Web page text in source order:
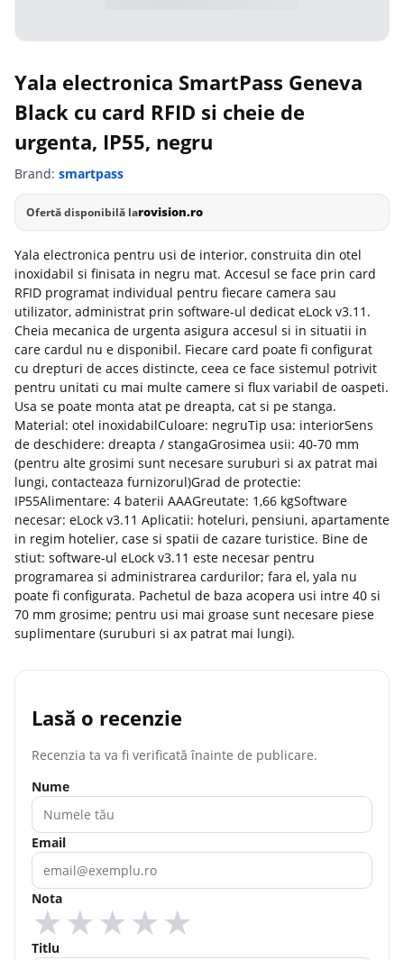
Yala electronica SmartPass Geneva
Black cu card RFID si cheie de
urgenta, IP55, negru
Brand: smartpass
Ofertă disponibilă larovision.ro
Yala electronica pentru usi de interior, construita din otel
inoxidabil si finisata in negru mat. Accesul se face prin card
RFID programat individual pentru fiecare camera sau
utilizator, administrat prin software-ul dedicat eLock v3.11.
Cheia mecanica de urgenta asigura accesul si in situatii in
care cardul nu e disponibil. Fiecare card poate fi configurat
cu drepturi de acces distincte, ceea ce face sistemul potrivit
pentru unitati cu mai multe camere si flux variabil de oaspeti.
Usa se poate monta atat pe dreapta, cat si pe stanga.
Material: otel inoxidabilCuloare: negruTip usa: interiorSens
de deschidere: dreapta / stangaGrosimea usii: 40-70 mm
(pentru alte grosimi sunt necesare suruburi si ax patrat mai
lungi, contacteaza furnizorul)Grad de protectie:
IP55Alimentare: 4 baterii AAAGreutate: 1,66 kgSoftware
necesar: eLock v3.11 Aplicatii: hoteluri, pensiuni, apartamente
in regim hotelier, case si spatii de cazare turistice. Bine de
stiut: software-ul eLock v3.11 este necesar pentru
programarea si administrarea cardurilor; fara el, yala nu
poate fi configurata. Pachetul de baza acopera usi intre 40 si
70 mm grosime; pentru usi mai groase sunt necesare piese
suplimentare (suruburi si ax patrat mai lungi).
Lasă o recenzie
Recenzia ta va fi verificată înainte de publicare.
Nume
Email
Nota
★
★
★
★
★
Titlu